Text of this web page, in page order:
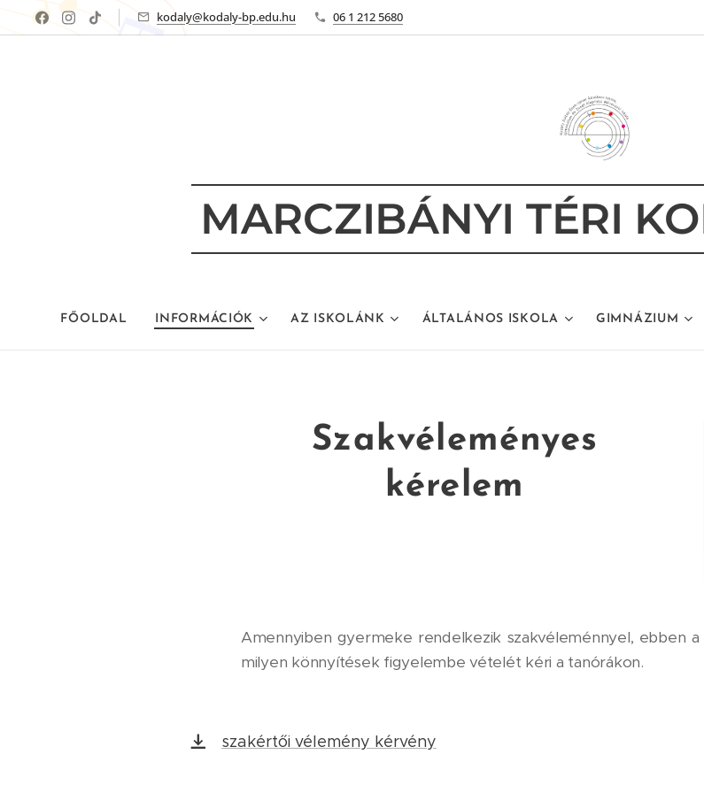
kodaly@kodaly-bp.edu.hu 06 1 212 5680
MARCZIBÁNYI TÉRI
FŐOLDAL INFORMÁCIÓK AZ ISKOLÁNK ÁLTALÁNOS ISKOLA GIMNÁZIUM
Szakvéleményes
kérelem
Amennyiben gyermeke rendelkezik szakvéleménnyel, ebben
milyen könnyítések figyelembe vételét kéri a tanórákon.
szakértői vélemény kérvény